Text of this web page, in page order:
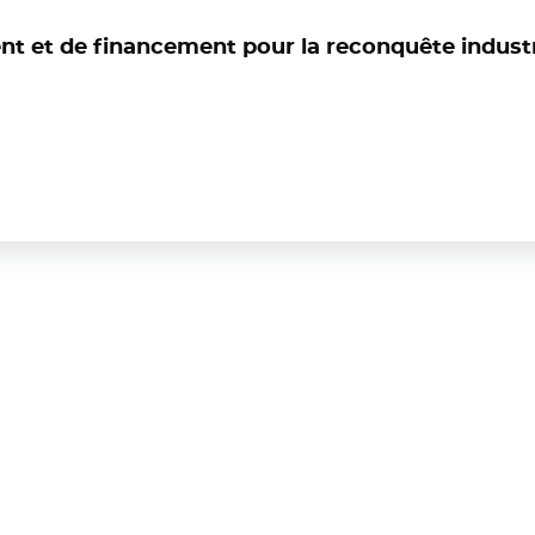
et de financement pour la reconquête